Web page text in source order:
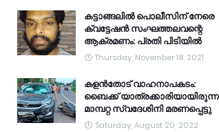
RECENTS
കട്ടാങ്ങലിൽ പൊലീസിന് നേരെ
ക്വട്ടേഷൻ സംഘത്തലവന്റെ
ആക്രമണം: പ്രതി പിടിയിൽ
Thursday, November 18, 2021
കളൻതോട് വാഹനാപകടം:
ബൈക്ക് യാത്രക്കാരിയായിരുന്ന
മാമ്പറ്റ സ്വദേശിനി മരണപ്പെട്ടു
Saturday, August 20, 2022